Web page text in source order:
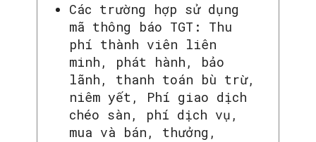
Các trường hợp sử dụng
mã thông báo TGT: Thu
phí thành viên liên
minh, phát hành, bảo
lãnh, thanh toán bù trừ,
niêm yết, Phí giao dịch
chéo sàn, phí dịch vụ,
mua và bán, thưởng,